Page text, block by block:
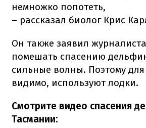
немножко попотеть,
– рассказал биолог Крис
Он также заявил
помешать спасению
сильные волны. Поэтому
видимо, используют лодки.
Смотрите видео спасения
Тасмании: